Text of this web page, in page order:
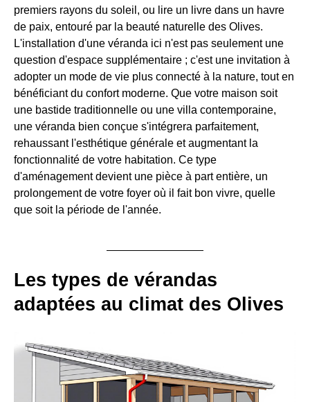
premiers rayons du soleil, ou lire un livre dans un havre
de paix, entouré par la beauté naturelle des Olives.
L'installation d'une véranda ici n'est pas seulement une
question d'espace supplémentaire ; c'est une invitation à
adopter un mode de vie plus connecté à la nature, tout en
bénéficiant du confort moderne. Que votre maison soit
une bastide traditionnelle ou une villa contemporaine,
une véranda bien conçue s'intégrera parfaitement,
rehaussant l'esthétique générale et augmentant la
fonctionnalité de votre habitation. Ce type
d'aménagement devient une pièce à part entière, un
prolongement de votre foyer où il fait bon vivre, quelle
que soit la période de l'année.
Les types de vérandas
adaptées au climat des Olives